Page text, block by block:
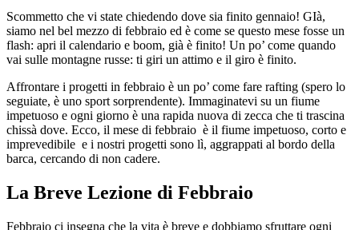
Scommetto che vi state chiedendo dove sia finito gennaio! GIà,
siamo nel bel mezzo di febbraio ed è come se questo mese fosse un
flash: apri il calendario e boom, già è finito! Un po’ come quando
vai sulle montagne russe: ti giri un attimo e il giro è finito.
Affrontare i progetti in febbraio è un po’ come fare rafting (spero lo
seguiate, è uno sport sorprendente). Immaginatevi su un fiume
impetuoso e ogni giorno è una rapida nuova di zecca che ti trascina
chissà dove. Ecco, il mese di febbraio è il fiume impetuoso, corto e
imprevedibile e i nostri progetti sono lì, aggrappati al bordo della
barca, cercando di non cadere.
La Breve Lezione di Febbraio
Febbraio ci insegna che la vita è breve e dobbiamo sfruttare ogni